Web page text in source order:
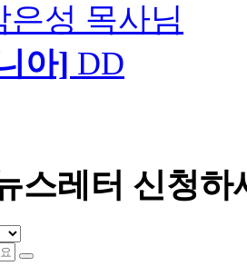
은성 목사님
아] DD
스레터 신청하